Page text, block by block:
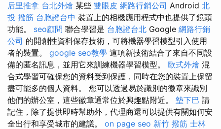
后里推拿 台北外燴 某些 雙眼皮 網路行銷公司 Android 北
投 撥筋 台胞證台中 裝置上的相機應用程式中也提供了鏡頭
功能。 seo顧問 聯合學習是 台胞證台北 Google 網路行銷
公司 的開創性資料保存技術，可將機器學習模型引入使用
者的裝置。 google seo教學 這項新技術結合了來自不同設
備的匿名訊息，並用它來訓練機器學習模型。 歐式外燴 混
合式學習可確保您的資料受到保護，同時在您的裝置上保留
盡可能多的個人資料。 您可以透過易於識別的徽章來識別
他們的辦公室，這些徽章通常位於興趣點附近。 墊下巴 請
記住，除了提供即時幫助外，代理商還可以提供有關如何安
全出行和享受城市的建議。 on page seo 新竹 撥筋 士林